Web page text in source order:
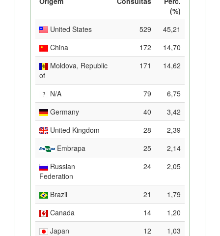
(%)
United States
529
45,21
China
172
14,70
Moldova, Republic
of
171 14,62
N/A 79
6,75
Germany
40
3,42
United Kingdom
28
2,39
Embrapa
25
2,14
Russian
Federation
24 2,05
Brazil 21
1,79
Canada
14
1,20
Japan
12
1,03